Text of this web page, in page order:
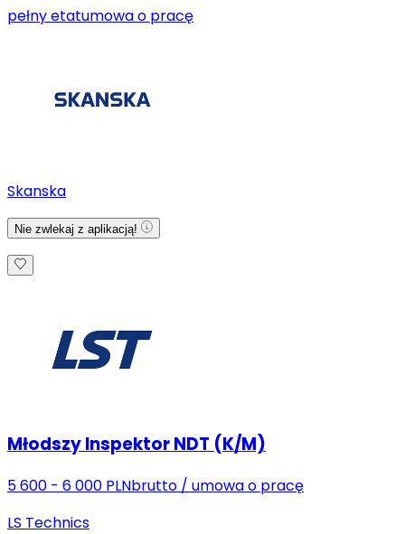
pełny etatumowa o pracę
Skanska
Nie zwlekaj z aplikacją!
Młodszy Inspektor NDT (K/M)
5 600 - 6 000 PLNbrutto / umowa o pracę
LS Technics